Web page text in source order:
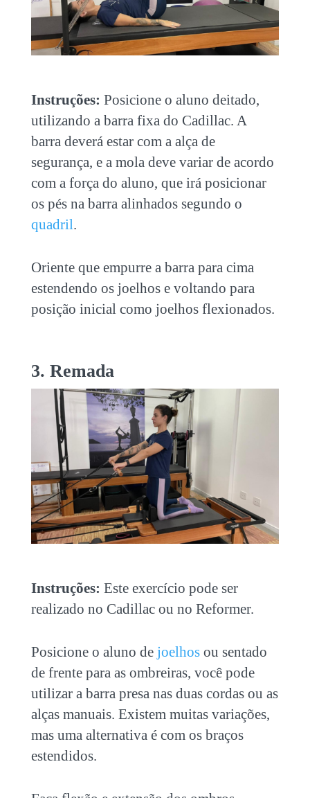
Instruções: Posicione o aluno deitado,
utilizando a barra fixa do Cadillac. A
barra deverá estar com a alça de
segurança, e a mola deve variar de acordo
com a força do aluno, que irá posicionar
os pés na barra alinhados segundo o
quadril.
Oriente que empurre a barra para cima
estendendo os joelhos e voltando para
posição inicial como joelhos flexionados.
3. Remada
Instruções: Este exercício pode ser
realizado no Cadillac ou no Reformer.
Posicione o aluno de joelhosou sentado
de frente para as ombreiras, você pode
utilizar a barra presa nas duas cordas ou as
alças manuais. Existem muitas variações,
mas uma alternativa é com os braços
estendidos.